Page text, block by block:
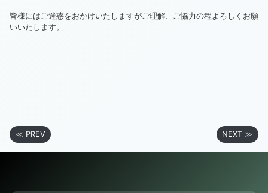
皆様にはご迷惑をおかけいたしますがご理解、ご協力の程よろしくお願
いいたします。
≪ PREV NEXT ≫